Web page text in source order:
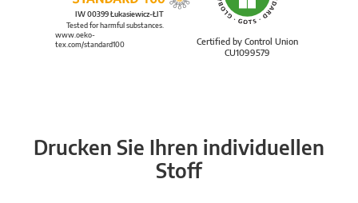
Certified by Control Union
CU1099579
IW 00399 Łukasiewicz-ŁIT
Tested for harmful substances.
www.oeko-
tex.com/standard100
Drucken Sie Ihren individuellen
Stoff